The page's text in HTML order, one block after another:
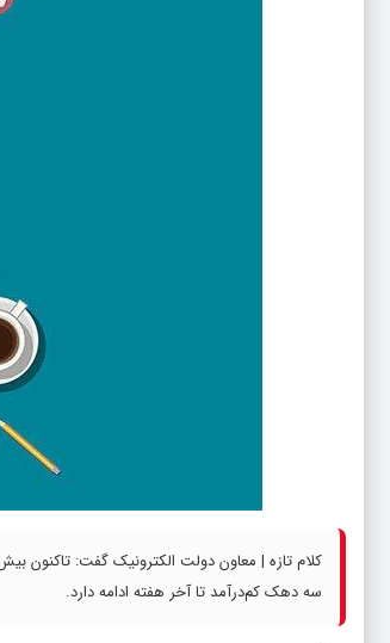
سه دهک کم‌درآمد تا آخر هفته ادامه دارد.